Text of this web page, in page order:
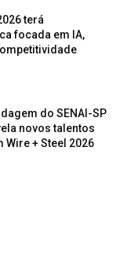
terá
focada em IA,
do SENAI-SP
novos talentos
Wire + Steel 2026